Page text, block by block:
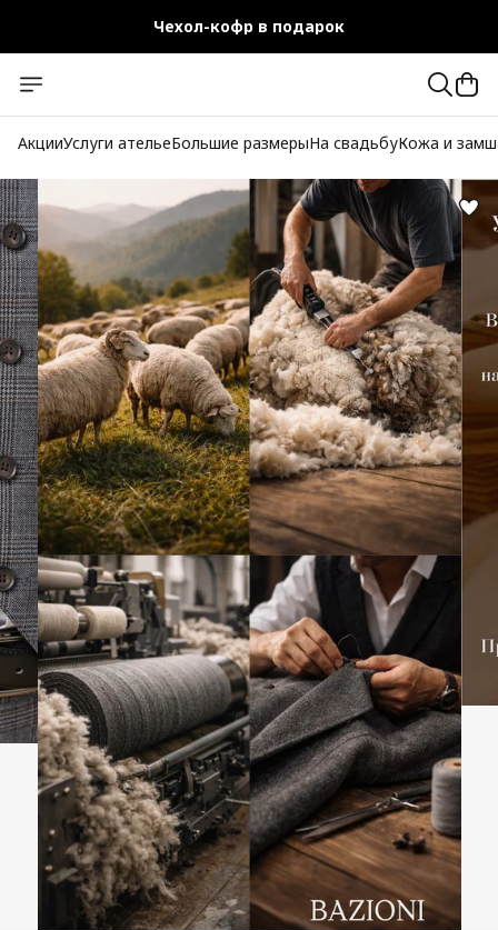
Чехол-кофр в подарок
Бесплатная доставка при заказе от 10 000 руб.
АкцииУслуги ательеБольшие размерыНа свадьбуКожа и